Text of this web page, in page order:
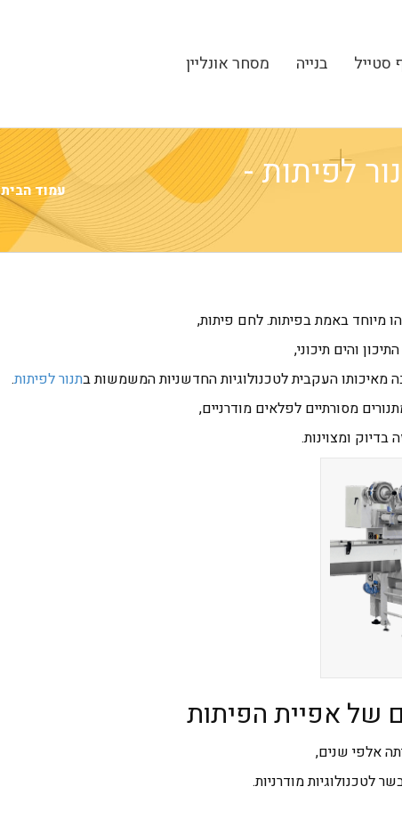
סטייל בנייה מסחר אונליין
לפיתות -
עמוד הבית
מיוחד באמת בפיתות. לחם פיתות,
והים תיכוני,
העקבית לטכנולוגיות החדשניות המשמשות בתנור לפיתות.
מסורתיים לפלאים מודרניים,
ומצוינות.
אלפי שנים,
לטכנולוגיות מודרניות.